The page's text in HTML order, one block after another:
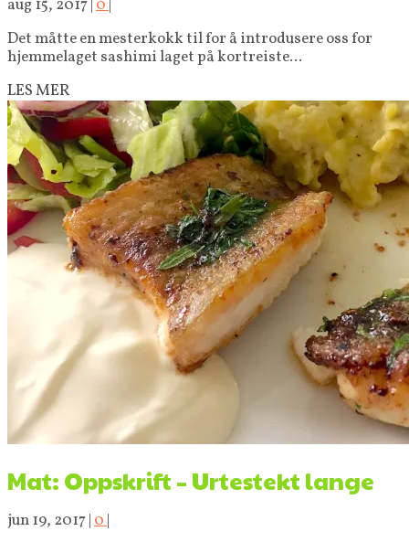
aug 15, 2017| 0 |
Det måtte en mesterkokk til for å introdusere oss for
hjemmelaget sashimi laget på kortreiste...
LES MER
Mat: Oppskrift – Urtestekt lange
jun 19, 2017|0|